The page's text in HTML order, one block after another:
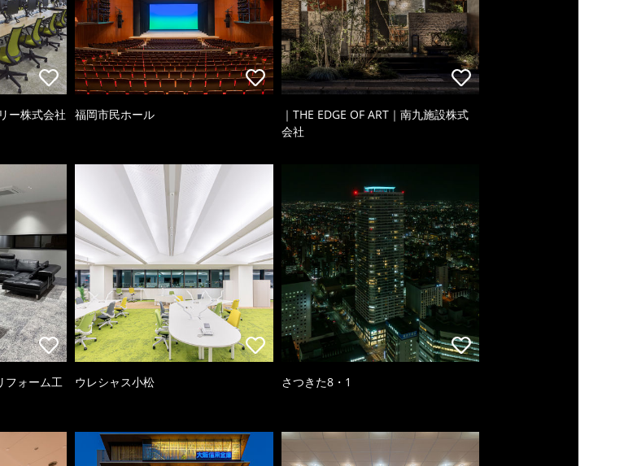
ー株式会社
福岡市民ホール
｜THE EDGE OF ART｜南九施設株式
会社
ォーム工
ウレシャス小松 さつきた8・1